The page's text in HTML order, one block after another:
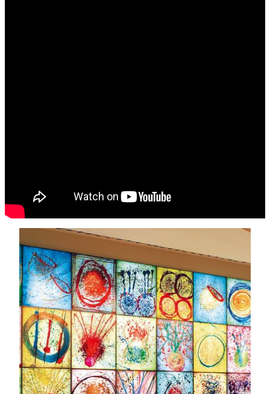
探索美高梅藝術之旅
導賞服務及人才培育
透過導賞之旅，深入探索美高梅的藝術珍藏，歡迎學
校、社團及個人參與。我們亦培育藝術導賞人才，至今
已培訓逾千名學生，推動文化發展。
瞭解更多